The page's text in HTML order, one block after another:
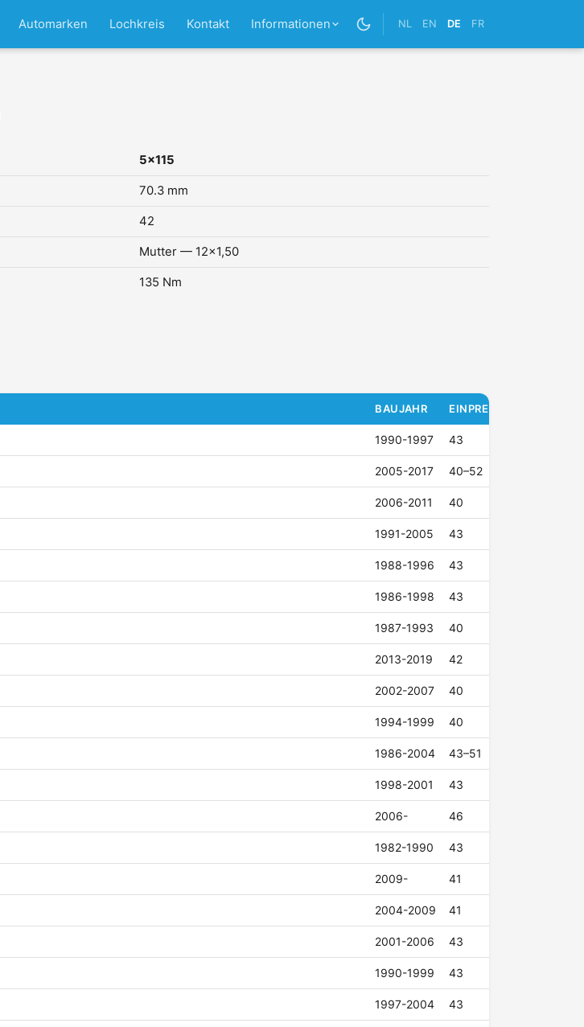
Automarken Lochkreis Kontakt Informationen NL EN DE FR
5x115
70.3 mm
42
Mutter — 12x1,50
135 Nm
BAUJAHR EINPRESSTIEFE (ET)
1990-1997 43
2005-2017 40–52
2006-2011 40
1991-2005 43
1988-1996 43
1986-1998 43
1987-1993 40
2013-2019 42
2002-2007 40
1994-1999 40
1986-2004 43–51
1998-2001 43
2006- 46
1982-1990 43
2009- 41
2004-2009 41
2001-2006 43
1990-1999 43
1997-2004 43